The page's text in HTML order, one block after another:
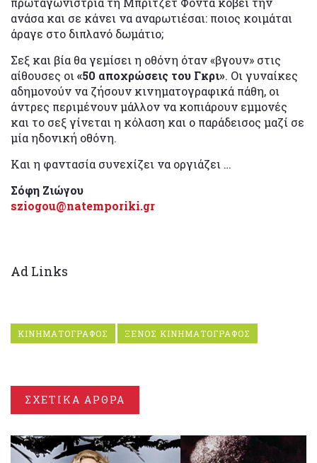
ανάσα και σε κάνει να αναρωτιέσαι: ποιος κοιμάται
άραγε στο διπλανό δωμάτιο;
Σεξ και βία θα γεμίσει η οθόνη όταν «βγουν» στις
αίθουσες οι«50 αποχρώσεις του Γκρι». Οι γυναίκες
αδημονούν να ζήσουν κινηματογραφικά πάθη, οι
άντρες περιμένουν μάλλον να κοπιάρουν εμμονές
και το σεξ γίνεται η κόλαση και ο παράδεισος μαζί σε
μία ηδονική οθόνη.
Και η φαντασία συνεχίζει να οργιάζει …
Σόφη Ζιώγου
sziogou@natemporiki.gr
Ad Links
ΚΙΝΗΜΑΤΟΓΡΑΦΟΣ ΞΕΝΟΣ ΚΙΝΗΜΑΤΟΓΡΑΦΟΣ
ΣΧΕΤΙΚΑ ΑΡΘΡΑ